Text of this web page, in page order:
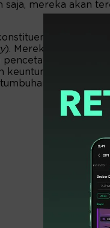
saja, mereka akan
indeks ini
). Mereka telah
pencetak uang" yang
keuntungan riil
valuasi di